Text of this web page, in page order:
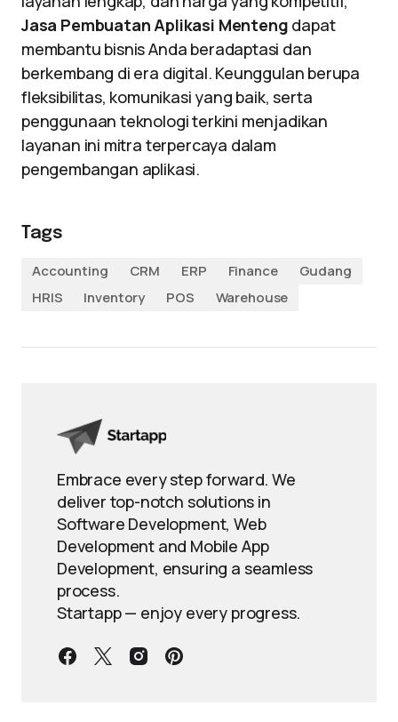
Jasa Pembuatan Aplikasi Menteng dapat
membantu bisnis Anda beradaptasi dan
berkembang di era digital. Keunggulan berupa
fleksibilitas, komunikasi yang baik, serta
penggunaan teknologi terkini menjadikan
layanan ini mitra terpercaya dalam
pengembangan aplikasi.
Tags
Accounting
CRM ERP Finance
Gudang
HRIS
Inventory POS Warehouse
Embrace every step forward. We
deliver top-notch solutions in
Software Development, Web
Development and Mobile App
Development, ensuring a seamless
process.
Startapp — enjoy every progress.